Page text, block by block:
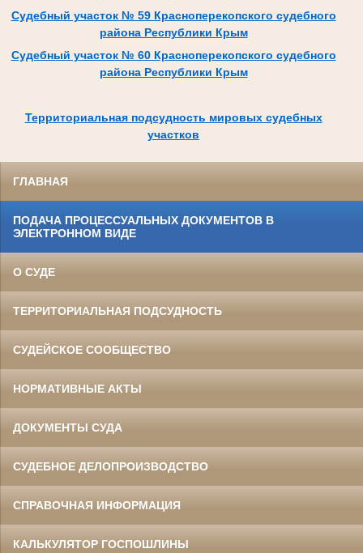
Судебный участок № 59 Красноперекопского судебного
района Республики Крым
Судебный участок № 60 Красноперекопского судебного
района Республики Крым
Территориальная подсудность мировых судебных
участков
ГЛАВНАЯ
ПОДАЧА ПРОЦЕССУАЛЬНЫХ ДОКУМЕНТОВ В
ЭЛЕКТРОННОМ ВИДЕ
О СУДЕ
ТЕРРИТОРИАЛЬНАЯ ПОДСУДНОСТЬ
СУДЕЙСКОЕ СООБЩЕСТВО
НОРМАТИВНЫЕ АКТЫ
ДОКУМЕНТЫ СУДА
СУДЕБНОЕ ДЕЛОПРОИЗВОДСТВО
СПРАВОЧНАЯ ИНФОРМАЦИЯ
КАЛЬКУЛЯТОР ГОСПОШЛИНЫ